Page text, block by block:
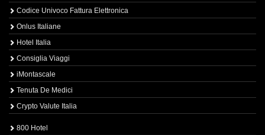
Codice Univoco Fattura Elettronica
Onlus Italiane
Hotel Italia
Consiglia Viaggi
iMontascale
Tenuta De Medici
Crypto Valute Italia
800 Hotel